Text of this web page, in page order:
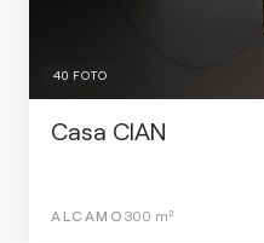
40 FOTO
Casa CIAN
ALCAMO 300 m²